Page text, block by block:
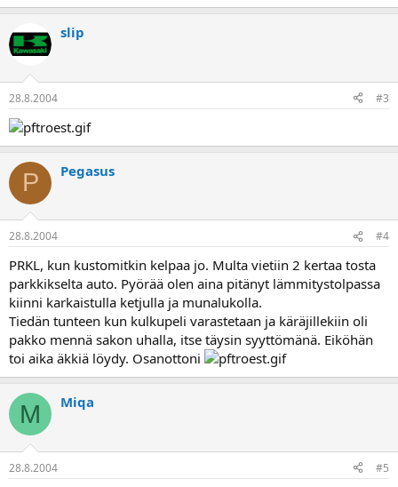
slip
28.8.2004 #3
P Pegasus
28.8.2004 #4
PRKL, kun kustomitkin kelpaa jo. Multa vietiin 2 kertaa tosta
parkkikselta auto. Pyörää olen aina pitänyt lämmitystolpassa
kiinni karkaistulla ketjulla ja munalukolla.
Tiedän tunteen kun kulkupeli varastetaan ja käräjillekiin oli
pakko mennä sakon uhalla, itse täysin syyttömänä. Eiköhän
toi aika äkkiä löydy. Osanottoni
M Miqa
28.8.2004 #5